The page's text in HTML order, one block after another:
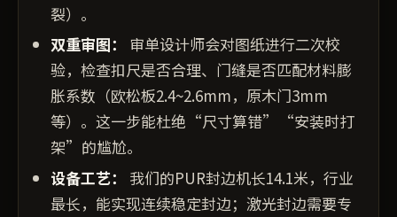
裂）。
双重审图：
审单设计师会对图纸进行二次校
验，检查扣尺是否合理、门缝是否匹配材料膨
胀系数（欧松板2.4~2.6mm，原木门3mm
等）。这一步能杜绝“尺寸算错”“安装时打
架”的尴尬。
设备工艺：
我们的PUR封边机长14.1米，行业
最长，能实现连续稳定封边；激光封边需要专